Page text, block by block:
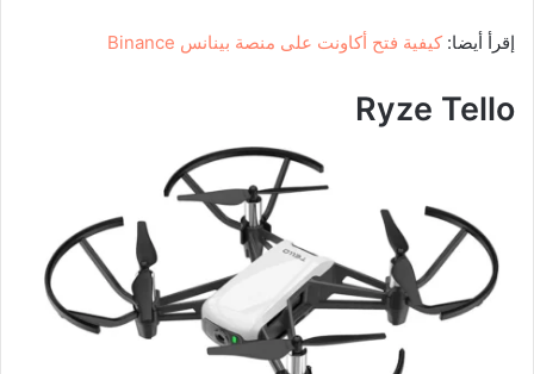
إقرأ أيضا: كيفية فتح أكاونت على منصة بينانس Binance
Ryze Tello